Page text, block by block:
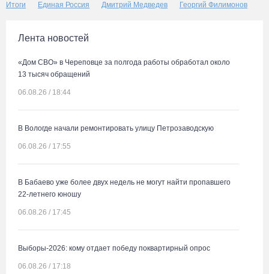
Итоги Единая Россия Дмитрий Медведев Георгий Филимонов
Лента новостей
«Дом СВО» в Череповце за полгода работы обработал около
13 тысяч обращений
06.08.26 / 18:44
В Вологде начали ремонтировать улицу Петрозаводскую
06.08.26 / 17:55
В Бабаево уже более двух недель не могут найти пропавшего
22-летнего юношу
06.08.26 / 17:45
Выборы-2026: кому отдает победу поквартирный опрос
06.08.26 / 17:18